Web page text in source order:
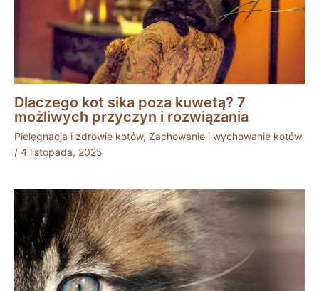
Dlaczego kot sika poza kuwetą? 7
możliwych przyczyn i rozwiązania
Pielęgnacja i zdrowie kotów, Zachowanie i wychowanie kotów
/ 4 listopada, 2025